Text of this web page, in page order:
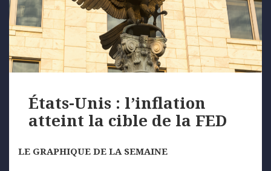
États-Unis : l’inflation
atteint la cible de la FED
LE GRAPHIQUE DE LA SEMAINE